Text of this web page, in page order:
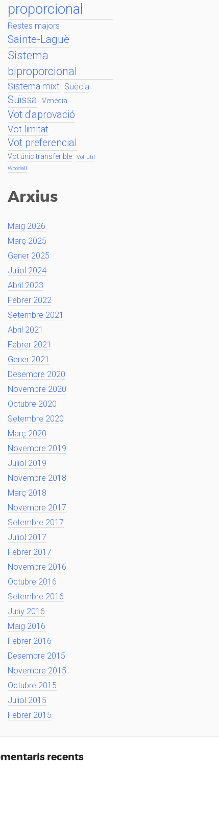
proporcional
Restes majors
Sainte-Laguë
Sistema
biproporcional
Sistema mixt Suècia
Suïssa Venècia
Vot d'aprovació
Vot limitat
Vot preferencial
Vot únic transferible
Vot útil
Woodall
Arxius
Maig 2026
Març 2025
Gener 2025
Juliol 2024
Abril 2023
Febrer 2022
Setembre 2021
Abril 2021
Febrer 2021
Gener 2021
Desembre 2020
Novembre 2020
Octubre 2020
Setembre 2020
Març 2020
Novembre 2019
Juliol 2019
Novembre 2018
Març 2018
Novembre 2017
Setembre 2017
Juliol 2017
Febrer 2017
Novembre 2016
Octubre 2016
Setembre 2016
Juny 2016
Maig 2016
Febrer 2016
Desembre 2015
Novembre 2015
Octubre 2015
Juliol 2015
Febrer 2015
recents